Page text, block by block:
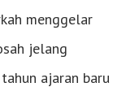
menggelar
jelang
ajaran baru